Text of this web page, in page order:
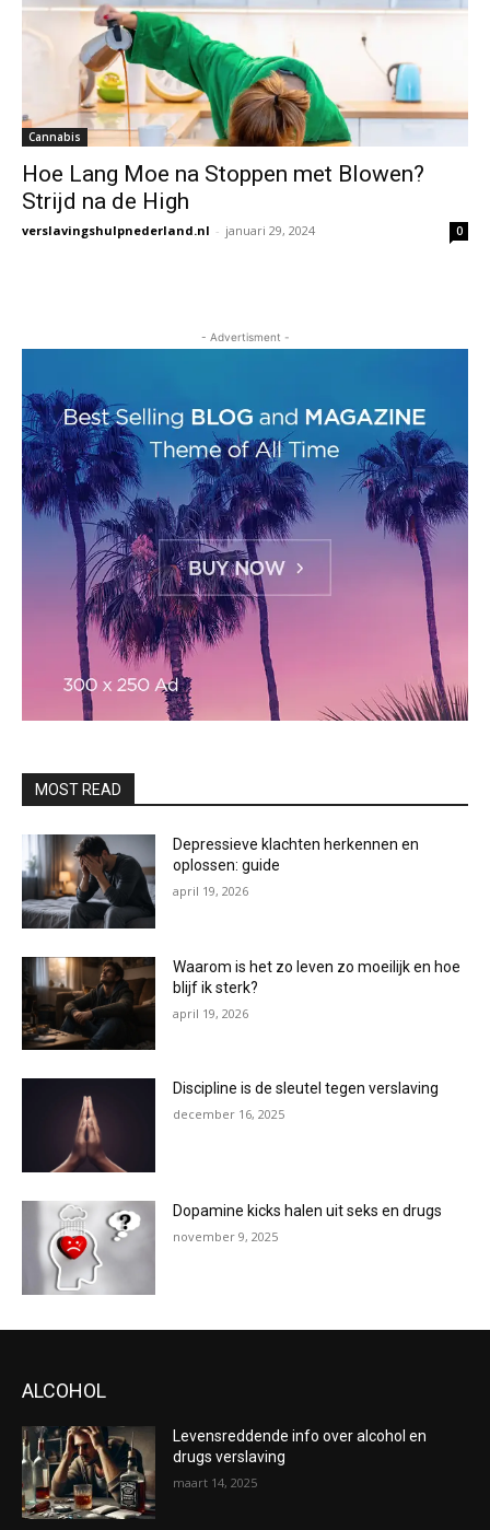
Cannabis
Hoe Lang Moe na Stoppen met Blowen?
Strijd na de High
verslavingshulpnederland.nl - januari 29, 2024 0
- Advertisment -
MOST READ
Depressieve klachten herkennen en
oplossen: guide
april 19, 2026
Waarom is het zo leven zo moeilijk en hoe
blijf ik sterk?
april 19, 2026
Discipline is de sleutel tegen verslaving
december 16, 2025
Dopamine kicks halen uit seks en drugs
november 9, 2025
ALCOHOL
Levensreddende info over alcohol en
drugs verslaving
maart 14, 2025